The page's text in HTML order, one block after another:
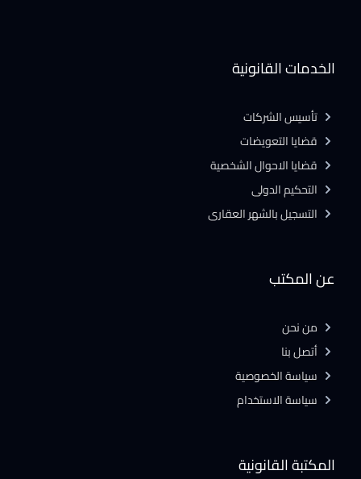
المكتبة القانونية
عن المكتب
من نحن
أتصل بنا
سياسة الخصوصية
سياسة الاستخدام
الخدمات القانونية
تأسيس الشركات
قضايا التعويضات
قضايا الاحوال الشخصية
التحكيم الدولى
التسجيل بالشهر العقارى